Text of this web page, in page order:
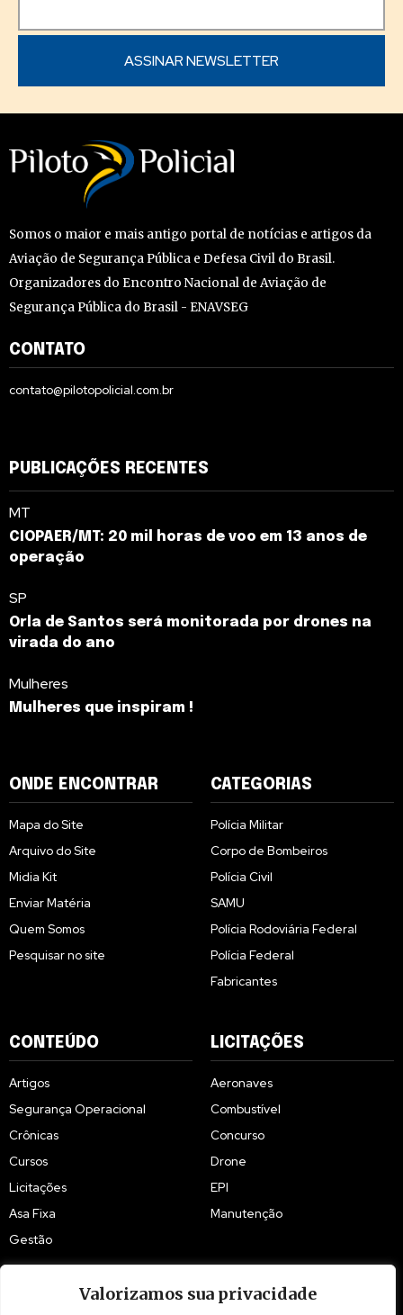
Valorizamos sua privacidade
Somos o maior e mais antigo portal de notícias e artigos da
Aviação de Segurança Pública e Defesa Civil do Brasil.
Organizadores do Encontro Nacional de Aviação de
Segurança Pública do Brasil - ENAVSEG
CONTATO
contato@pilotopolicial.com.br
PUBLICAÇÕES RECENTES
MT
CIOPAER/MT: 20 mil horas de voo em 13 anos de
operação
SP
Orla de Santos será monitorada por drones na
virada do ano
Mulheres
Mulheres que inspiram !
ONDE ENCONTRAR
Mapa do Site
Arquivo do Site
Midia Kit
Enviar Matéria
Quem Somos
Pesquisar no site
CATEGORIAS
Polícia Militar
Corpo de Bombeiros
Polícia Civil
SAMU
Polícia Rodoviária Federal
Polícia Federal
Fabricantes
CONTEÚDO
Artigos
Segurança Operacional
Crônicas
Cursos
Licitações
Asa Fixa
Gestão
LICITAÇÕES
Aeronaves
Combustível
Concurso
Drone
EPI
Manutenção